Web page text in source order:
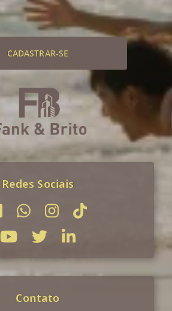
CADASTRAR-SE
Redes Sociais
Contato